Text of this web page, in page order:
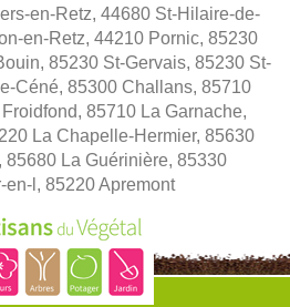
en-Retz, 44680 St-Hilaire-de-
en-Retz, 44210 Pornic, 85230
85230 St-Gervais, 85230 St-
Céné, 85300 Challans, 85710
85710 La Garnache,
La Chapelle-Hermier, 85630
85680 La Guérinière, 85330
en-l, 85220 Apremont